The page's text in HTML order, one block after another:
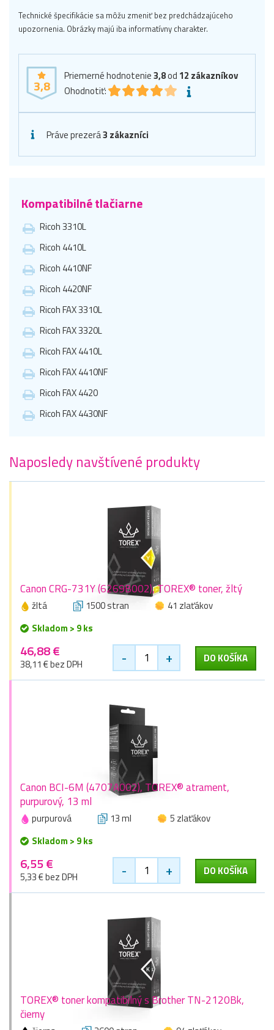
Technické špecifikácie sa môžu zmeniť bez predchádzajúceho
upozornenia. Obrázky majú iba informatívny charakter.
3,8
Priemerné hodnotenie3,8od 12 zákazníkov
Ohodnotiť:
Práve prezerá3 zákazníci
Kompatibilné tlačiarne
Ricoh 3310L
Ricoh 4410L
Ricoh 4410NF
Ricoh 4420NF
Ricoh FAX 3310L
Ricoh FAX 3320L
Ricoh FAX 4410L
Ricoh FAX 4410NF
Ricoh FAX 4420
Ricoh FAX 4430NF
Naposledy navštívené produkty
Canon CRG-731Y (6269B002), TOREX® toner, žltý
žltá 1500 stran
41 zlaťákov
Skladom > 9 ks
46,88 €
38,11 € bez DPH - + DO KOŠÍKA
Canon BCI-6M (4707A002), TOREX® atrament,
purpurový, 13 ml
purpurová 13 ml
5 zlaťákov
Skladom > 9 ks
6,55 €
5,33 € bez DPH - + DO KOŠÍKA
TOREX® toner kompatibilný s Brother TN-2120Bk,
čierny